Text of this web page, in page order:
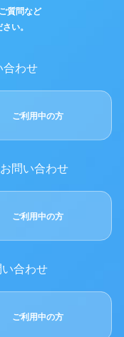
質問など
い。
合わせ
ご利用中の方
問い合わせ
ご利用中の方
合わせ
ご利用中の方